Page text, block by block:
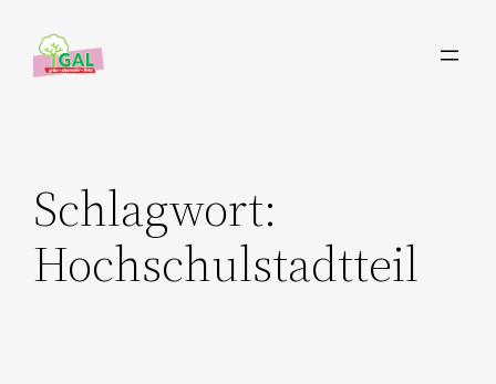
Inhalt
springen
Schlagwort:
Hochschulstadtteil